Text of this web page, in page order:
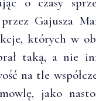
Gajusza
których w
taką, a nie
na tle
jako